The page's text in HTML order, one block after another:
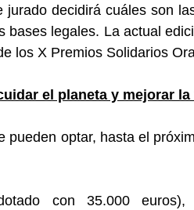
decidirá cuáles son
bases legales. La actual
los X Premios Solidarios
el planeta y mejorar
pueden optar, hasta el
con 35.000 euros),